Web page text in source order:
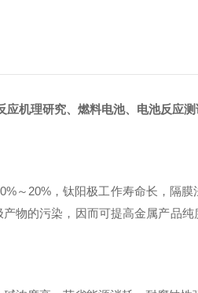
机理研究、燃料电池、电池反应
20%，钛阳极工作寿命长，隔膜
物的污染，因而可提高金属产品